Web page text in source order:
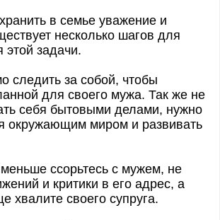
в семье уважение и
несколько шагов для
этой задачи.
следить за собой, чтобы
для своего мужа. Так же не
себя бытовыми делами, нужно
окружающим миром и развивать
ссорьтесь с мужем, не
и критики в его адрес, а
хвалите своего супруга.